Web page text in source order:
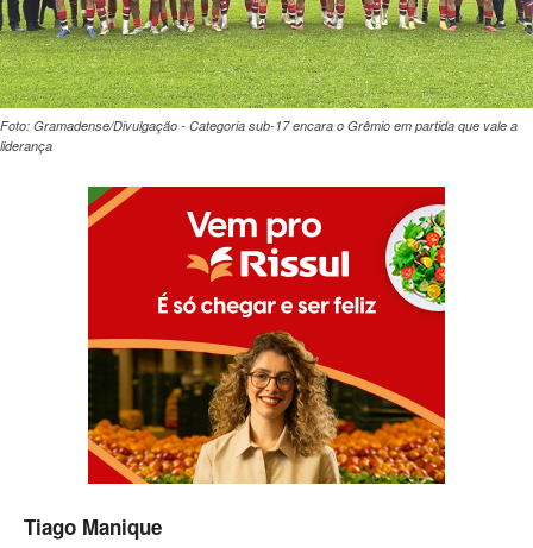
Foto: Gramadense/Divulgação - Categoria sub-17 encara o Grêmio em partida que vale a
liderança
Tiago Manique